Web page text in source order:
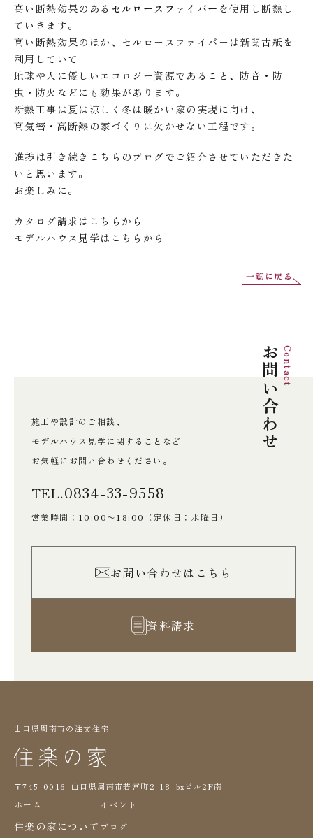
高い断熱効果のある セルロースファイバー を使用し断熱し
ていきます。
高い断熱効果のほか、セルロースファイバーは新聞古紙を
利用していて
地球や人に優しいエコロジー資源であること、防音・防
虫・防火などにも効果があります。
断熱工事は夏は涼しく冬は暖かい家の実現に向け、
高気密・高断熱の家づくりに欠かせない工程です。
進捗は引き続きこちらのブログでご紹介させていただきた
いと思います。
お楽しみに。
カタログ請求は こちら から
モデルハウス見学は こちら から
一覧に戻る
お問い合わせContact
施工や設計のご相談、
モデルハウス見学に関することなど
お気軽にお問い合わせください。
TEL.0834-33-9558
営業時間：10:00〜18:00 （定休日：水曜日）
お問い合わせはこちら
資料請求
山口県周南市の注文住宅
〒745-0016 山口県周南市若宮町2-18 bxビル2F南
ホーム
住楽の家について
イベント
ブログ